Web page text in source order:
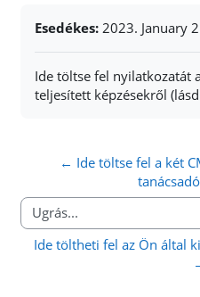
Esedékes: 2023. January
Ide töltse fel nyilatkozatát
teljesített képzésekről (lásd
← Ide töltse fel a két
Ugrás...
Ide töltheti fel az Ön által